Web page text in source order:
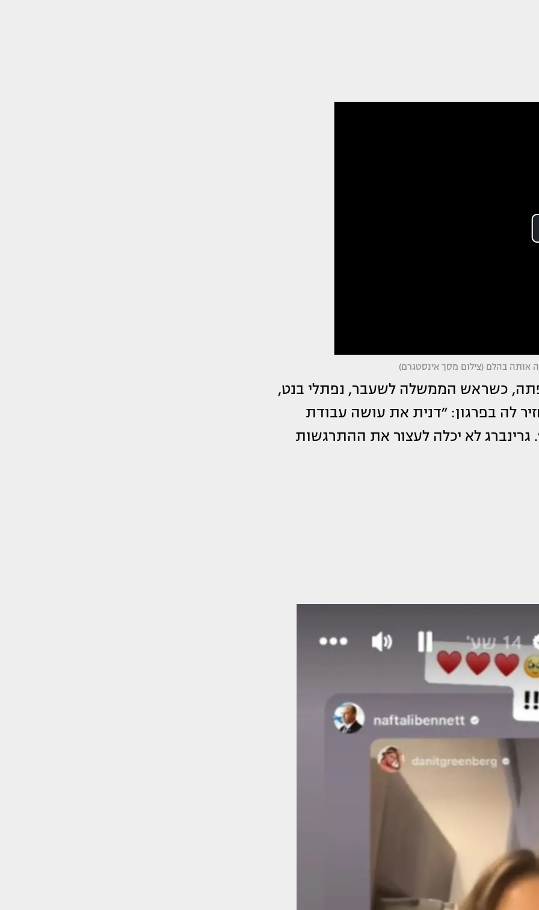
אותה בהלם (צילום מסך אינסטגרם)
כשראש הממשלה לשעבר, נפתלי בנט,
לה בפרגון: ״דנית את עושה עבודת
גרינברג לא יכלה לעצור את ההתרגשות